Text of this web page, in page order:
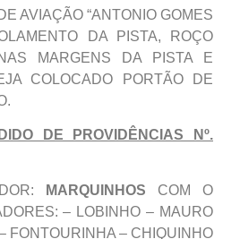
AVIAÇÃO “ANTONIO GOMES
DA PISTA, ROÇO
MARGENS DA PISTA E
COLOCADO PORTÃO DE
DE PROVIDÊNCIAS Nº.
MARQUINHOS COM O
– LOBINHO – MAURO
FONTOURINHA – CHIQUINHO